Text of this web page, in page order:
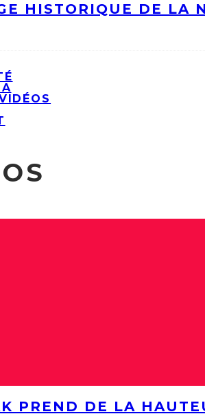
HISTORIQUE DE LA
PREND DE LA